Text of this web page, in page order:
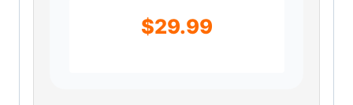
$29.99